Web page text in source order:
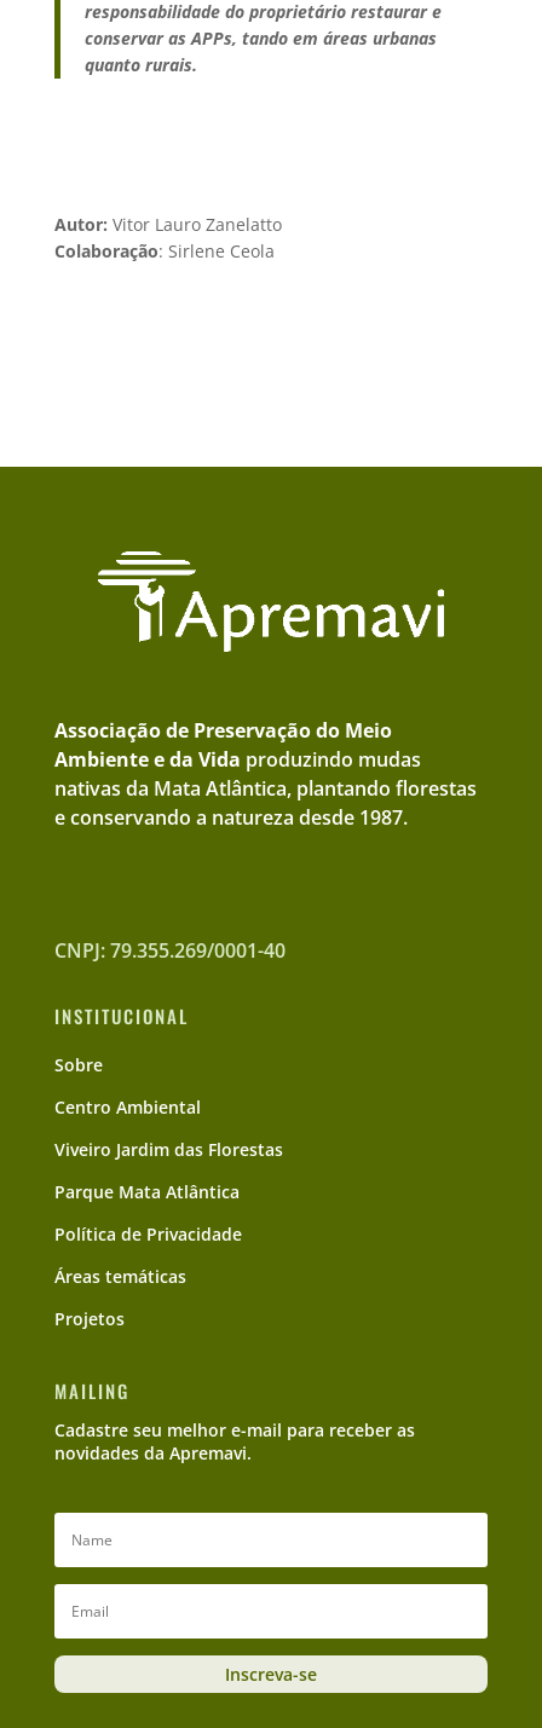
responsabilidade do proprietário restaurar e
conservar as APPs, tando em áreas urbanas
quanto rurais.
Autor: Vitor Lauro Zanelatto
Colaboração: Sirlene Ceola
Associação de Preservação do Meio
Ambiente e da Vida produzindo mudas
nativas da Mata Atlântica, plantando florestas
e conservando a natureza desde 1987.
CNPJ: 79.355.269/0001-40
INSTITUCIONAL
Sobre
Centro Ambiental
Viveiro Jardim das Florestas
Parque Mata Atlântica
Política de Privacidade
Áreas temáticas
Projetos
MAILING
Cadastre seu melhor e-mail para receber as
novidades da Apremavi.
Inscreva-se